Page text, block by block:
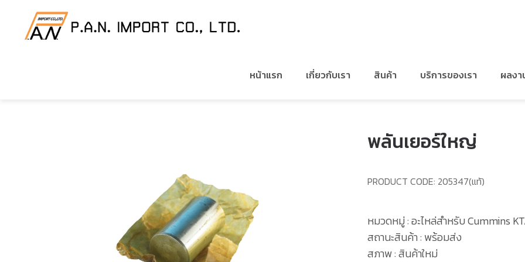
หน้าแรก เกี่ยวกับเรา สินค้า บริการของเรา ผลงา
อะไหล่เครื่องยนต์ CUMMINS / อะไหล่สำหรับ CUMMINS KTA19 / พลันเยอร์ใหญ่
พลันเยอร์ใหญ่
PRODUCT CODE: 205347(แท้)
หมวดหมู่ : อะไหล่สำหรับ Cummins
สถานะสินค้า : พร้อมส่ง
สภาพ : สินค้าใหม่